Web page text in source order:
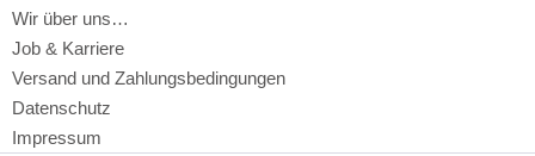
Wir über uns…
Job & Karriere
Versand und Zahlungsbedingungen
Datenschutz
Impressum